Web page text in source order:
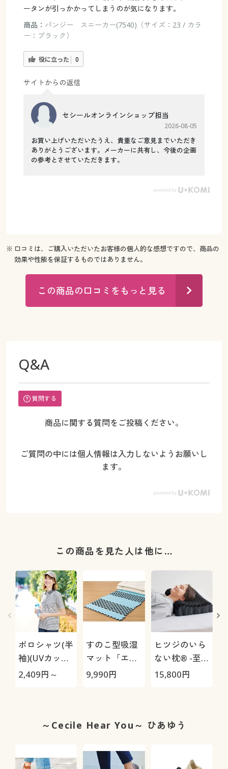
ータンが引っかかってしまうのが気になります。
商品： パンジー スニーカー(7540)（サイズ：23 / カラ
ー：ブラック）
役に立った 0
サイトからの返信
セシールオンラインショップ担当
2026-08-05
お買い上げいただいたうえ、貴重なご意見までいただき
ありがとうございます。メーカーに共有し、今後の企画
の参考とさせていただきます。
※ 口コミは、ご購入いただいたお客様の個人的な感想ですので、商品の
効果や性能を保証するものではありません。
この商品の口コミをもっと見る
Q&A
質問する
商品に関する質問をご投稿ください。
ご質問の中には個人情報は入力しないようお願いし
ます。
この商品を見た人は他に…
ポロシャツ(半
袖)(UVカッ
ト・洗濯機
2,409円～
すのこ型吸湿
マット「エア
ージョブ®」
9,990円
ヒツジのいら
ない枕® -至
極-
15,800円
～Cecile Hear You～ ひあゆう